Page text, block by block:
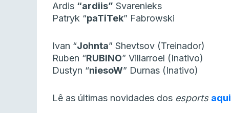
Ardis “ardiis” Svarenieks
Patryk “paTiTek” Fabrowski
Ivan “Johnta” Shevtsov (Treinador)
Ruben “RUBINO” Villarroel (Inativo)
Dustyn “niesoW” Durnas (Inativo)
Lê as últimas novidades dos esports aqui